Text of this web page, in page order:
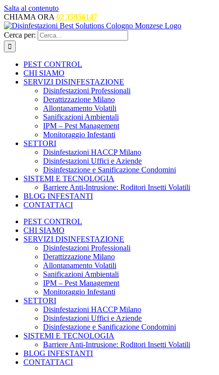
Salta al contenuto
CHIAMA ORA 02 35956147
Cerca per:
PEST CONTROL
CHI SIAMO
SERVIZI DISINFESTAZIONE
Disinfestazioni Professionali
Derattizzazione Milano
Allontanamento Volatili
Sanificazioni Ambientali
IPM – Pest Management
Monitoraggio Infestanti
SETTORI
Disinfestazioni HACCP Milano
Disinfestazioni Uffici e Aziende
Disinfestazione e Sanificazione Condomini
SISTEMI E TECNOLOGIA
Barriere Anti-Intrusione: Roditori Insetti Volatili
BLOG INFESTANTI
CONTATTACI
PEST CONTROL
CHI SIAMO
SERVIZI DISINFESTAZIONE
Disinfestazioni Professionali
Derattizzazione Milano
Allontanamento Volatili
Sanificazioni Ambientali
IPM – Pest Management
Monitoraggio Infestanti
SETTORI
Disinfestazioni HACCP Milano
Disinfestazioni Uffici e Aziende
Disinfestazione e Sanificazione Condomini
SISTEMI E TECNOLOGIA
Barriere Anti-Intrusione: Roditori Insetti Volatili
BLOG INFESTANTI
CONTATTACI